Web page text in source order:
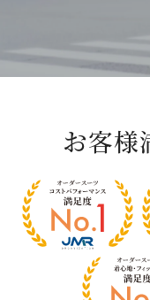
客
様
満
お客様